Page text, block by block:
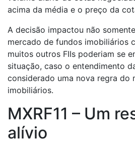
acima da média e o preço da
A decisão impactou não
mercado de fundos imobiliários
muitos outros FIIs poderiam se
situação, caso o entendimento
considerado uma nova regra do
imobiliários.
MXRF11 – Um
alívio